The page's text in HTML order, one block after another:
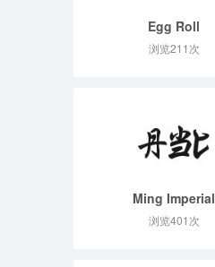
Egg Roll
浏览211次
Ming Imperial
浏览401次